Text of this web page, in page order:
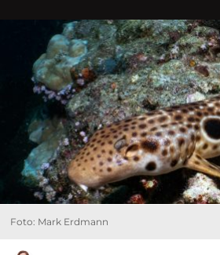
Foto: Mark Erdmann